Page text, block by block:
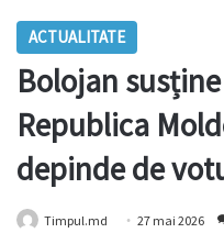
ACTUALITATE
Bolojan
Republica
depinde de
Timpul.md 27 mai 2026